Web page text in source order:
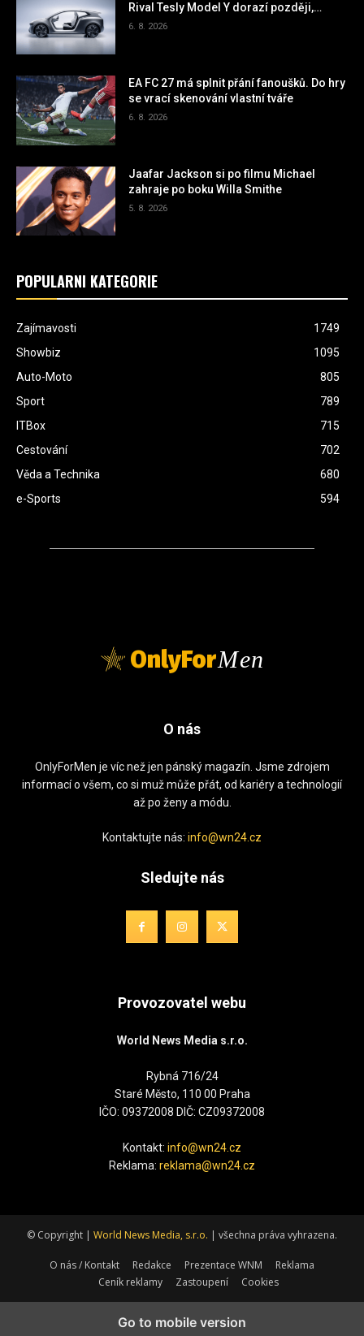
Rival Tesly Model Y dorazí později,
automobilka nechce opakovat staré
6. 8. 2026
EA FC 27 má splnit přání fanoušků. Do hry
se vrací skenování vlastní tváře
6. 8. 2026
Jaafar Jackson si po filmu Michael
zahraje po boku Willa Smithe
5. 8. 2026
POPULÁRNÍ KATEGORIE
Zajímavosti
1749
Showbiz
1095
Auto-Moto
805
Sport
789
ITBox
715
Cestování
702
Věda a Technika
680
e-Sports
594
OnlyForMen
O nás
OnlyForMen je víc než jen pánský magazín. Jsme zdrojem
informací o všem, co si muž může přát, od kariéry a technologií
až po ženy a módu.
Kontaktujte nás: info@wn24.cz
Sledujte nás
Provozovatel webu
World News Media s.r.o.
Rybná 716/24
Staré Město, 110 00 Praha
IČO: 09372008 DIČ: CZ09372008
Kontakt: info@wn24.cz
Reklama: reklama@wn24.cz
© Copyright | World News Media, s.r.o. | všechna práva vyhrazena.
O nás / Kontakt Redakce Prezentace WNM
Reklama
Ceník reklamy
Zastoupení Cookies
Go to mobile version